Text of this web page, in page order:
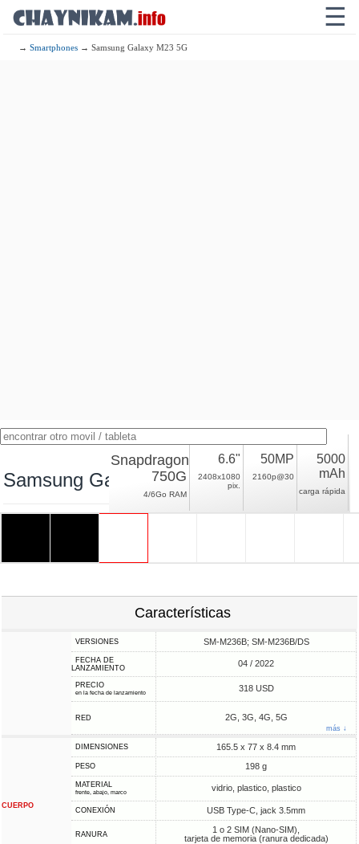
☰
→Smartphones → Samsung Galaxy M23 5G
Samsung Galaxy M23 5G
Snapdragon
750G
4/6Go RAM
6.6"
2408x1080
pix.
50MP
2160p@30
5000
mAh
carga rápida
Características
VERSIONES SM-M236B; SM-M236B/DS
FECHA DE
LANZAMIENTO
04 / 2022
PRECIO
en la fecha de lanzamiento 318 USD
RED 2G, 3G, 4G, 5G
más ↓
CUERPO
DIMENSIONES 165.5 x 77 x 8.4 mm
PESO 198 g
MATERIAL
frente, abajo, marco vidrio, plastico, plastico
CONEXIÓN USB Type-C, jack 3.5mm
RANURA
1 o 2 SIM (Nano-SIM),
tarjeta de memoria (ranura dedicada)